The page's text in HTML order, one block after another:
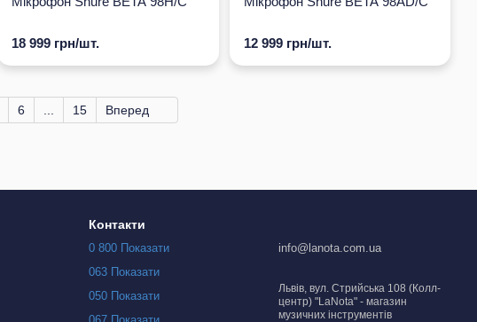
18 999 грн/шт. 12 999 грн/шт.
6 15 Вперед
Контакти
0 800 Показати
063 Показати
050 Показати
info@lanota.com.ua
Львів, вул. Стрийська 108 (Колл-
центр) "LaNota" - магазин
музичних інструментів